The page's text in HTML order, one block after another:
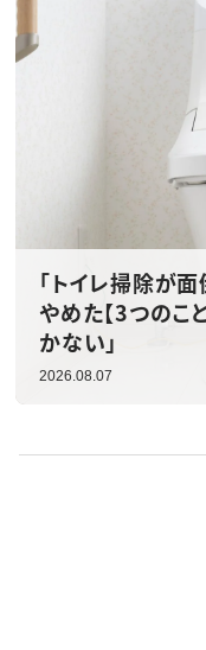
「トイレ掃除が
やめた【3つのこ
かない」
2026.08.07